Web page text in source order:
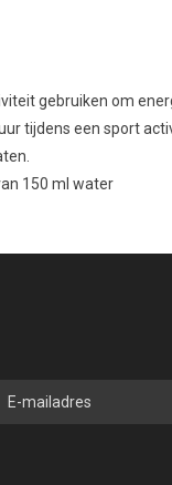
gebruiken om
tijdens een sport
150 ml water